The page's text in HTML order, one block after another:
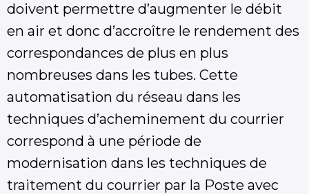
doivent permettre d’augmenter le débit
en air et donc d’accroître le rendement des
correspondances de plus en plus
nombreuses dans les tubes. Cette
automatisation du réseau dans les
techniques d’acheminement du courrier
correspond à une période de
modernisation dans les techniques de
traitement du courrier par la Poste avec